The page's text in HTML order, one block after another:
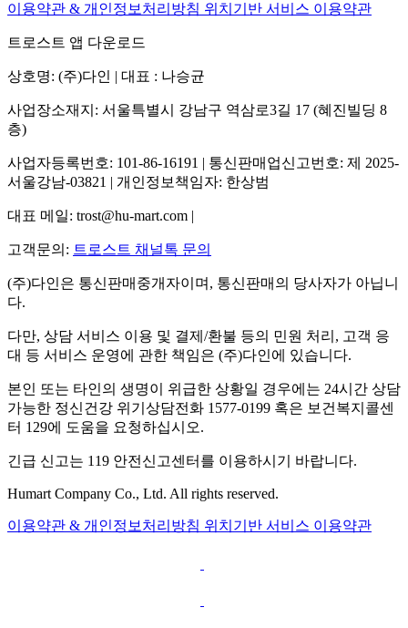
이용약관 & 개인정보처리방침 위치기반 서비스 이용약관
트로스트 앱 다운로드
상호명: (주)다인 | 대표 : 나승균
사업장소재지: 서울특별시 강남구 역삼로3길 17 (혜진빌딩 8
층)
사업자등록번호: 101-86-16191 | 통신판매업신고번호: 제 2025-
서울강남-03821 | 개인정보책임자: 한상범
대표 메일: trost@hu-mart.com |
고객문의: 트로스트 채널톡 문의
(주)다인은 통신판매중개자이며, 통신판매의 당사자가 아닙니
다.
다만, 상담 서비스 이용 및 결제/환불 등의 민원 처리, 고객 응
대 등 서비스 운영에 관한 책임은 (주)다인에 있습니다.
본인 또는 타인의 생명이 위급한 상황일 경우에는 24시간 상담
가능한 정신건강 위기상담전화 1577-0199 혹은 보건복지콜센
터 129에 도움을 요청하십시오.
긴급 신고는 119 안전신고센터를 이용하시기 바랍니다.
Humart Company Co., Ltd. All rights reserved.
이용약관 & 개인정보처리방침 위치기반 서비스 이용약관